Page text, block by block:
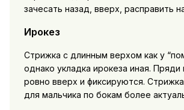
зачесать назад, вверх, расправить
Ирокез
Стрижка с длинным верхом как у
однако укладка ирокеза иная.
ровно вверх и фиксируются.
для мальчика по бокам более